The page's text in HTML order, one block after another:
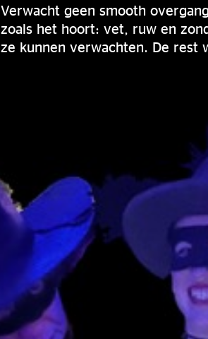
Verwacht geen smooth
zoals het hoort: vet, ruw en
ze kunnen verwachten. De rest